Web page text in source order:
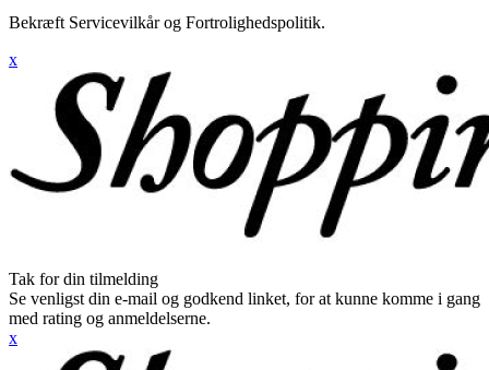
Bekræft Servicevilkår og Fortrolighedspolitik.
x
Tak for din tilmelding
Se venligst din e-mail og godkend linket, for at kunne komme i gang
med rating og anmeldelserne.
x